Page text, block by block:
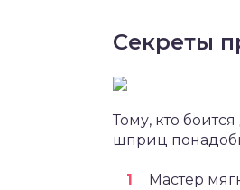
Секреты
Тому, кто
шприц
Мастер